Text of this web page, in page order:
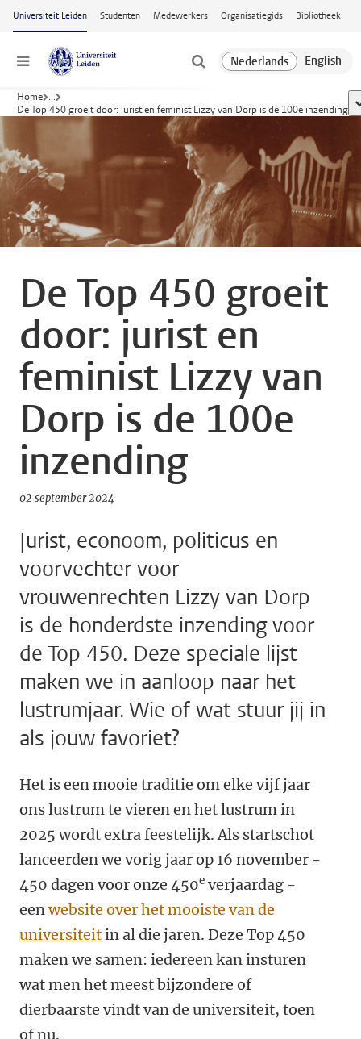
Ga naar hoofdinhoud
Universiteit Leiden Studenten Medewerkers Organisatiegids Bibliotheek
Menu
Home ...
De Top 450 groeit door: jurist en feminist Lizzy van Dorp is de 100e inzending
De Top 450 groeit
door: jurist en
feminist Lizzy van
Dorp is de 100e
inzending
02 september 2024
Jurist, econoom, politicus en
voorvechter voor
vrouwenrechten Lizzy van Dorp
is de honderdste inzending voor
de Top 450. Deze speciale lijst
maken we in aanloop naar het
lustrumjaar. Wie of wat stuur jij in
als jouw favoriet?
Het is een mooie traditie om elke vijf jaar
ons lustrum te vieren en het lustrum in
2025 wordt extra feestelijk. Als startschot
lanceerden we vorig jaar op 16 november -
450 dagen voor onze 450e verjaardag -
eenwebsite over het mooiste van de
universiteitin al die jaren. Deze Top 450
maken we samen: iedereen kan insturen
wat men het meest bijzondere of
dierbaarste vindt van de universiteit, toen
of nu.